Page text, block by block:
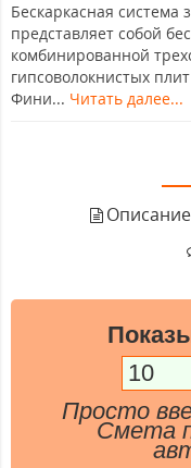
Бескаркасная система
представляет собой
комбинированной
гипсоволокнистых
Фини... Читать далее...
Описание
Просто
Смета